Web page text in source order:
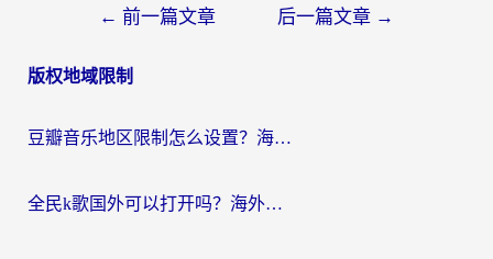
导
← 前一篇文章 后一篇文章 →
版权地域限制
豆瓣音乐地区限制怎么设置？海外党亲测有效的回国加速方案来了
全民k歌国外可以打开吗？海外党听国内音乐听书的实用指南